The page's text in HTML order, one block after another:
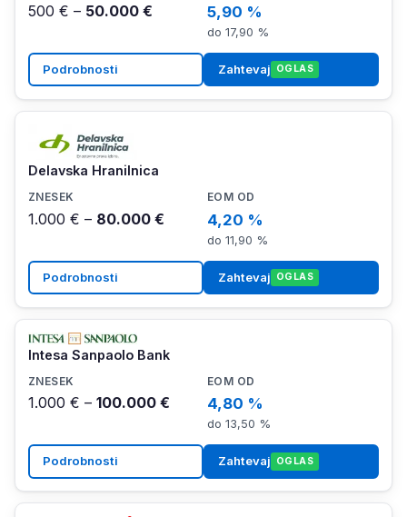
500 € – 50.000 € 5,90 %
do 17,90 %
Podrobnosti Zahtevaj OGLAS
Delavska Hranilnica
1.000 € – 80.000 € 4,20 %
do 11,90 %
Podrobnosti Zahtevaj OGLAS
Intesa Sanpaolo Bank
1.000 € – 100.000 € 4,80 %
do 13,50 %
Podrobnosti Zahtevaj OGLAS